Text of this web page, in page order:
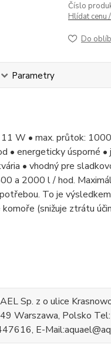
Číslo
Hlídat cenu
Do
Parametry
W • max. průtok:
• energeticky úsporné
• vhodný pre
a 2000 l / hod.
To je
(snižuje ztrátu
Sp. z o ulice
Warszawa, Polsko
E-